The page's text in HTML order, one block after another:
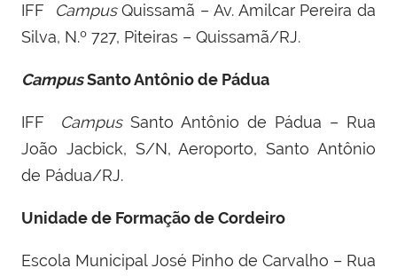
IFF ­ CampusQuissamã – Av. Amilcar Pereira da
Silva, N.º 727, Piteiras – Quissamã/RJ.
CampusSanto Antônio de Pádua
IFF ­ CampusSanto Antônio de Pádua – Rua
João Jacbick, S/N, Aeroporto, Santo Antônio
de Pádua/RJ.
Unidade de Formação de Cordeiro
Escola Municipal José Pinho de Carvalho – Rua